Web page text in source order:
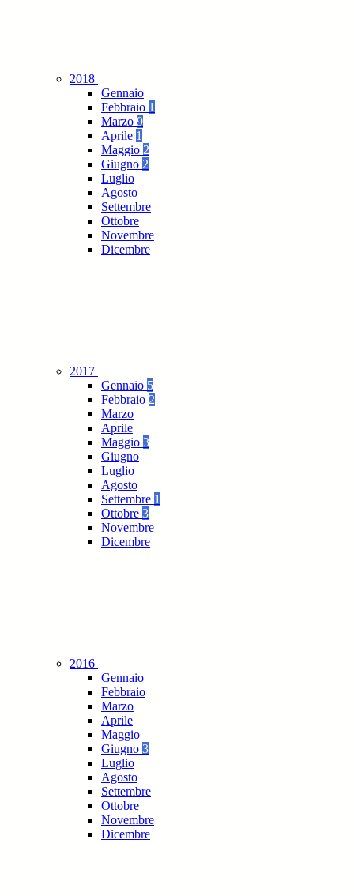
2018
Gennaio
Febbraio 1
Marzo 9
Aprile 1
Maggio 2
Giugno 2
Luglio
Agosto
Settembre
Ottobre
Novembre
Dicembre
2017
Gennaio 5
Febbraio 2
Marzo
Aprile
Maggio 3
Giugno
Luglio
Agosto
Settembre 1
Ottobre 3
Novembre
Dicembre
2016
Gennaio
Febbraio
Marzo
Aprile
Maggio
Giugno 3
Luglio
Agosto
Settembre
Ottobre
Novembre
Dicembre